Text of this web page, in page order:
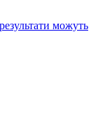
можуть